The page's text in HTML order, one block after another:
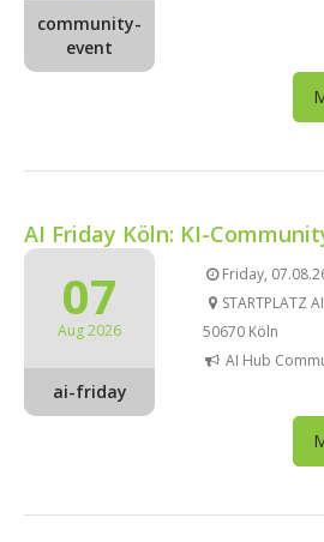
community-
event
AI Friday Köln: KI-
07
Aug 2026
ai-friday
Friday,
STARTPLATZ
50670 Köln
AI Hub